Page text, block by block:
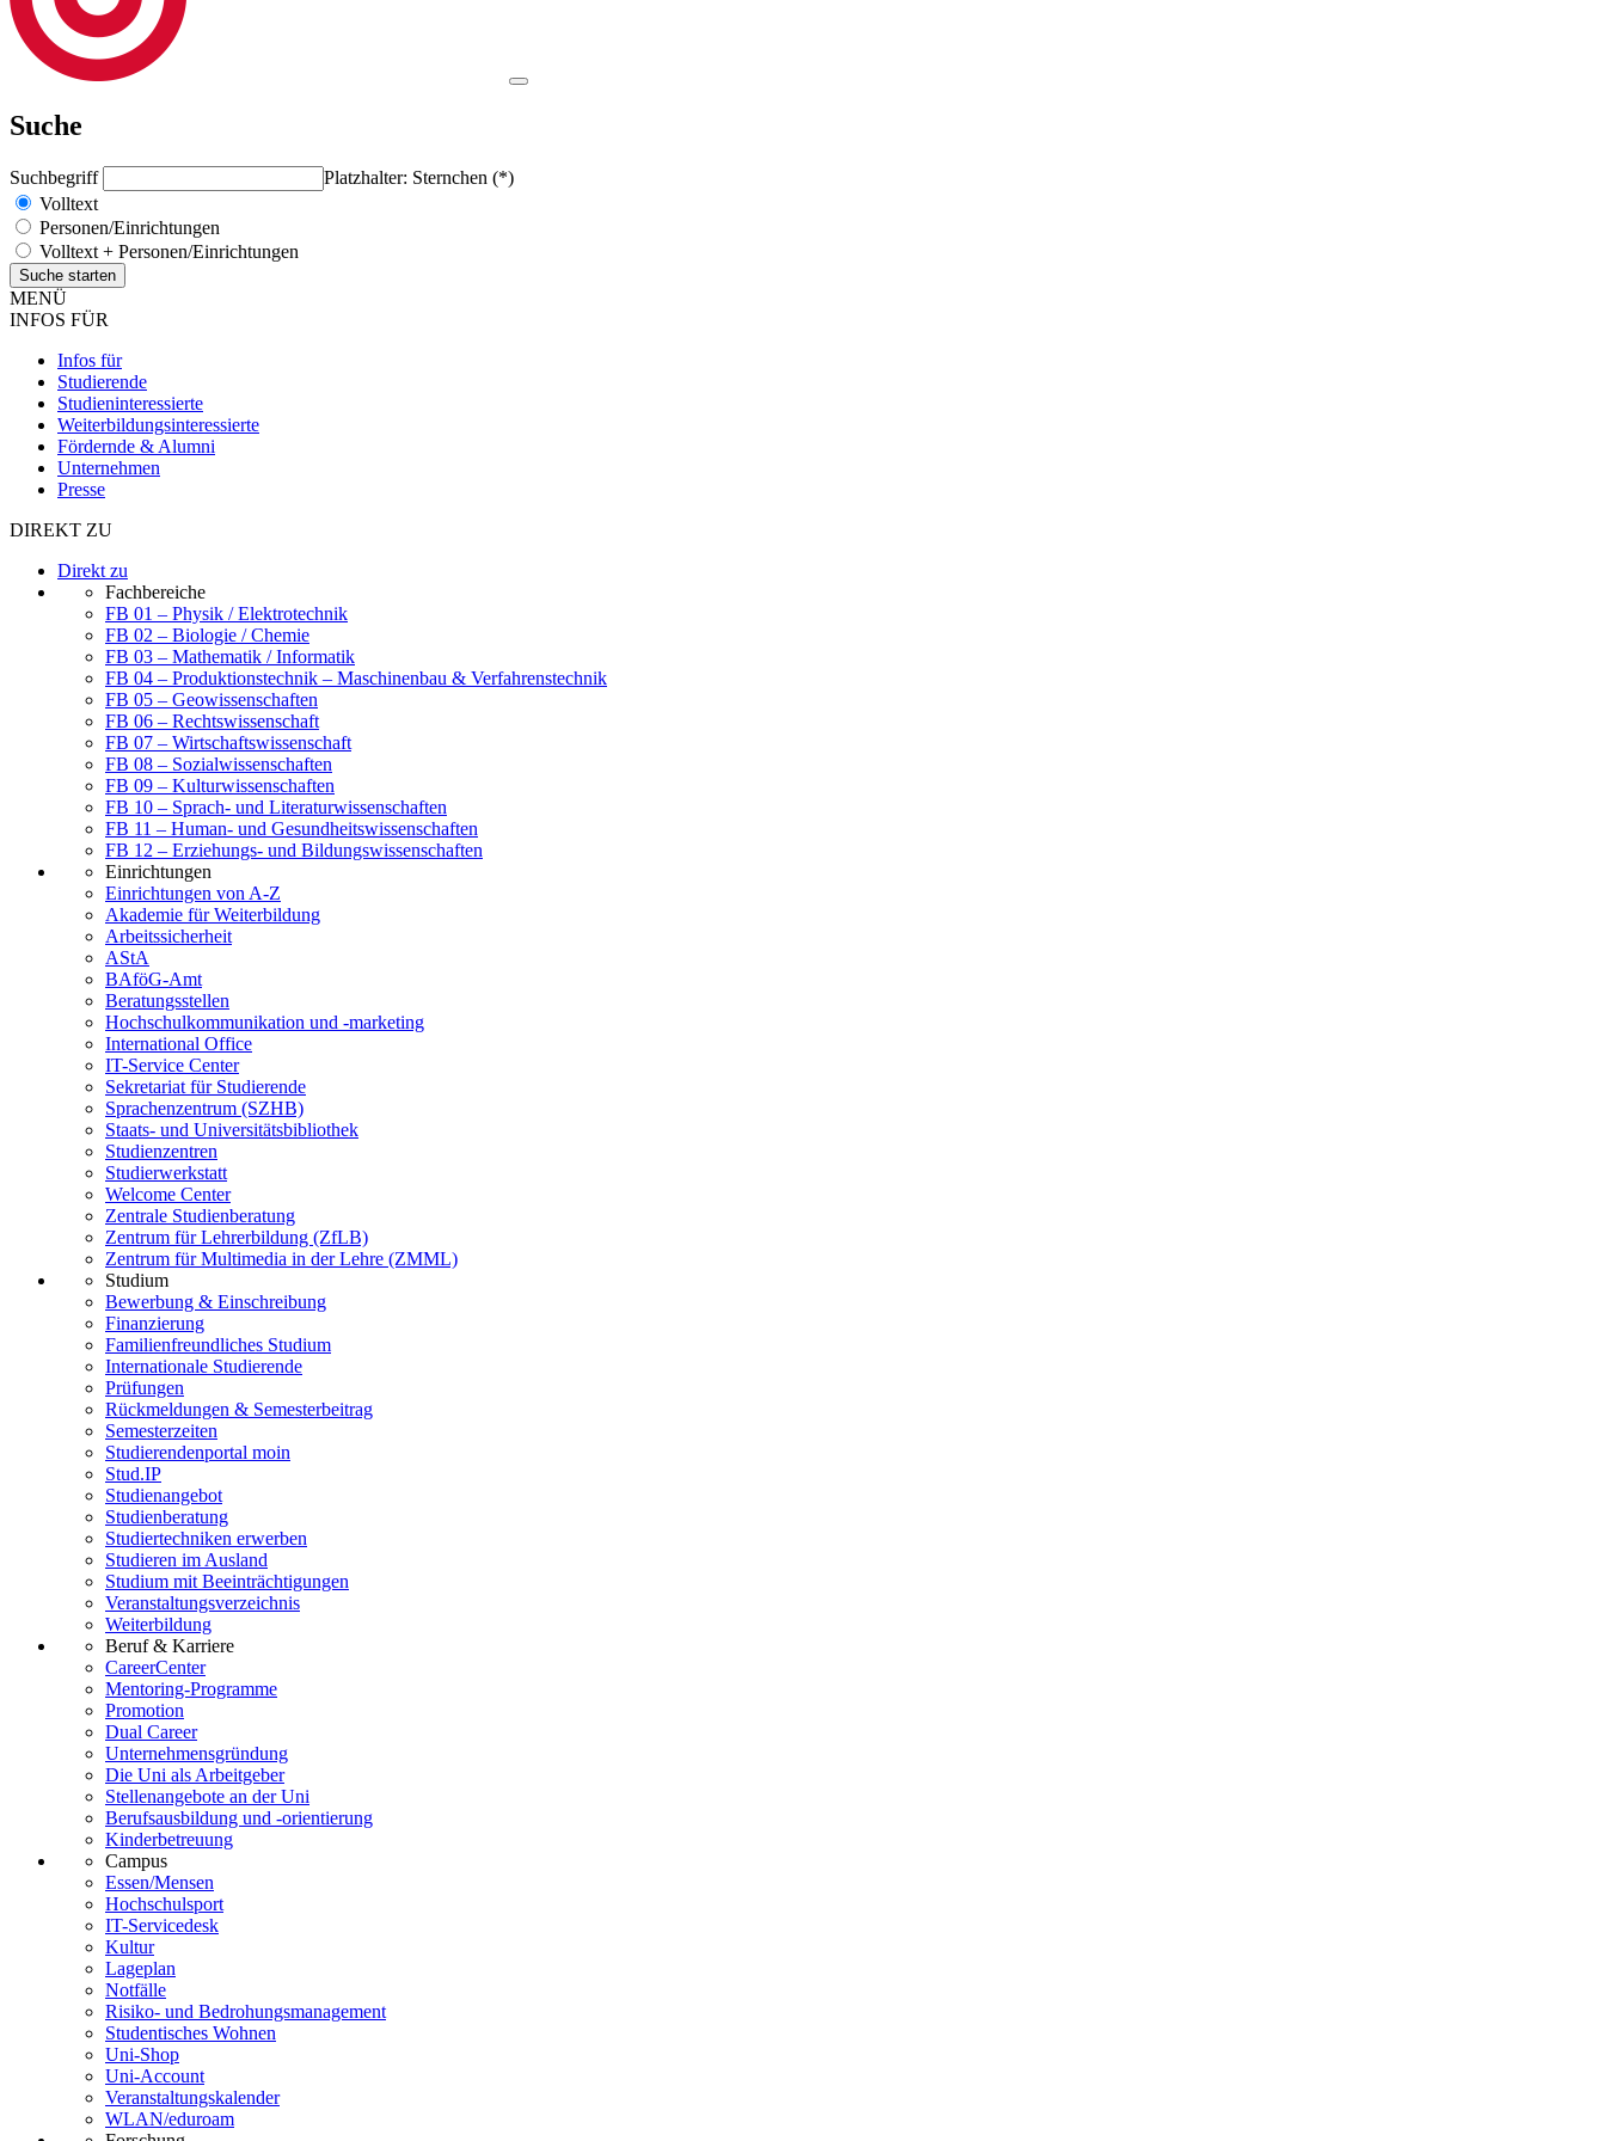
Suche
Suchbegriff
Platzhalter: Sternchen (*)
Volltext
Personen/Einrichtungen
Volltext + Personen/Einrichtungen
MENÜ
INFOS FÜR
Infos für
Studierende
Studieninteressierte
Weiterbildungsinteressierte
Fördernde & Alumni
Unternehmen
Presse
DIREKT ZU
Direkt zu
Fachbereiche
FB 01 – Physik / Elektrotechnik
FB 02 – Biologie / Chemie
FB 03 – Mathematik / Informatik
FB 04 – Produktionstechnik – Maschinenbau & Verfahrenstechnik
FB 05 – Geowissenschaften
FB 06 – Rechtswissenschaft
FB 07 – Wirtschaftswissenschaft
FB 08 – Sozialwissenschaften
FB 09 – Kulturwissenschaften
FB 10 – Sprach- und Literaturwissenschaften
FB 11 – Human- und Gesundheitswissenschaften
FB 12 – Erziehungs- und Bildungswissenschaften
Einrichtungen
Einrichtungen von A-Z
Akademie für Weiterbildung
Arbeitssicherheit
AStA
BAföG-Amt
Beratungsstellen
Hochschulkommunikation und -marketing
International Office
IT-Service Center
Sekretariat für Studierende
Sprachenzentrum (SZHB)
Staats- und Universitätsbibliothek
Studienzentren
Studierwerkstatt
Welcome Center
Zentrale Studienberatung
Zentrum für Lehrerbildung (ZfLB)
Zentrum für Multimedia in der Lehre (ZMML)
Studium
Bewerbung & Einschreibung
Finanzierung
Familienfreundliches Studium
Internationale Studierende
Prüfungen
Rückmeldungen & Semesterbeitrag
Semesterzeiten
Studierendenportal moin
Stud.IP
Studienangebot
Studienberatung
Studiertechniken erwerben
Studieren im Ausland
Studium mit Beeinträchtigungen
Veranstaltungsverzeichnis
Weiterbildung
Beruf & Karriere
CareerCenter
Mentoring-Programme
Promotion
Dual Career
Unternehmensgründung
Die Uni als Arbeitgeber
Stellenangebote an der Uni
Berufsausbildung und -orientierung
Kinderbetreuung
Campus
Essen/Mensen
Hochschulsport
IT-Servicedesk
Kultur
Lageplan
Notfälle
Risiko- und Bedrohungsmanagement
Studentisches Wohnen
Uni-Shop
Uni-Account
Veranstaltungskalender
WLAN/eduroam